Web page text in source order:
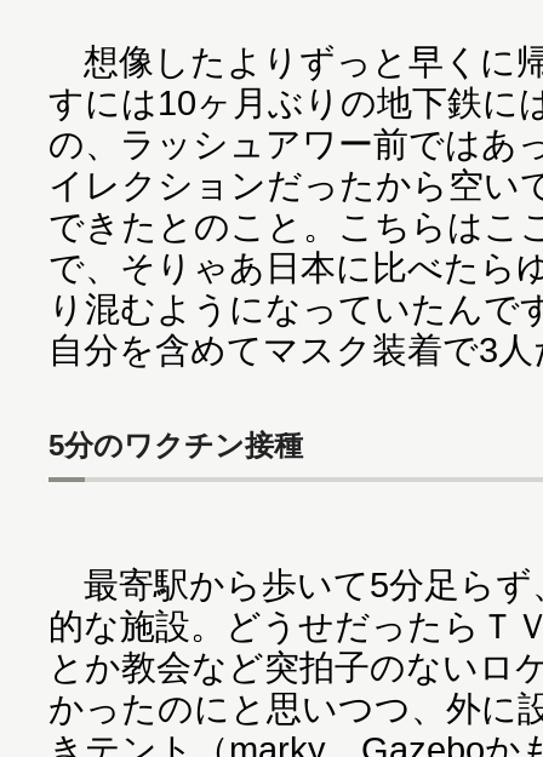
想像したよりずっと早くに
すには10ヶ月ぶりの地下鉄に
の、ラッシュアワー前ではあ
イレクションだったから空い
できたとのこと。こちらはこ
で、そりゃあ日本に比べたら
り混むようになっていたんで
自分を含めてマスク装着で3
5分のワクチン接種
最寄駅から歩いて5分足らず
的な施設。どうせだったらＴ
とか教会など突拍子のないロ
かったのにと思いつつ、外に